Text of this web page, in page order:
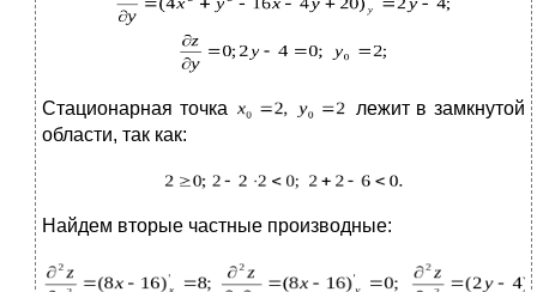
Стационарная точка
лежит в замкнутой
области, так как:
Найдем вторые частные производные: